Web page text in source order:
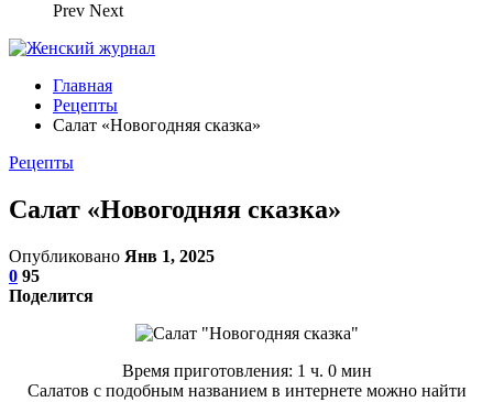
Prev Next
Главная
Рецепты
Салат «Новогодняя сказка»
Рецепты
Салат «Новогодняя сказка»
Опубликовано Янв 1, 2025
0 95
Поделится
Время приготовления: 1 ч. 0 мин
Салатов с подобным названием в интернете можно найти